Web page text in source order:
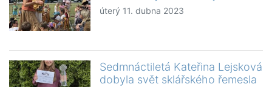
úterý 11. dubna 2023
Sedmnáctiletá Kateřina Lejsková
dobyla svět sklářského řemesla